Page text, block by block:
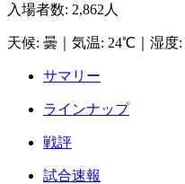
入場者数: 2,862人
天候: 曇 気温: 24℃ 湿度:
サマリー
ラインナップ
戦評
試合速報